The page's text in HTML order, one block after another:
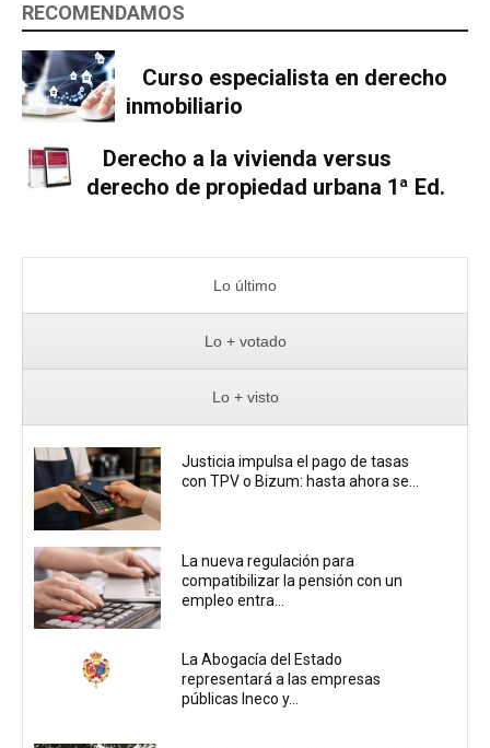
RECOMENDAMOS
Curso especialista en derecho
inmobiliario
Derecho a la vivienda versus
derecho de propiedad urbana 1ª Ed.
Lo último
Lo + votado
Lo + visto
Justicia impulsa el pago de tasas
con TPV o Bizum: hasta ahora se...
La nueva regulación para
compatibilizar la pensión con un
empleo entra...
La Abogacía del Estado
representará a las empresas
públicas Ineco y...